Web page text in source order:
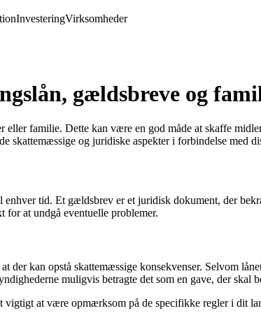
InvesteringVirksomheder
gældsbreve og
familie. Dette kan være en god måde at skaffe
skattemæssige og juridiske aspekter i forbindelse med
tid. Et gældsbrev er et juridisk dokument, der
for at undgå eventuelle problemer.
kan opstå skattemæssige konsekvenser. Selvom
muligvis betragte det som en gave, der skal
at være opmærksom på de specifikke regler i dit